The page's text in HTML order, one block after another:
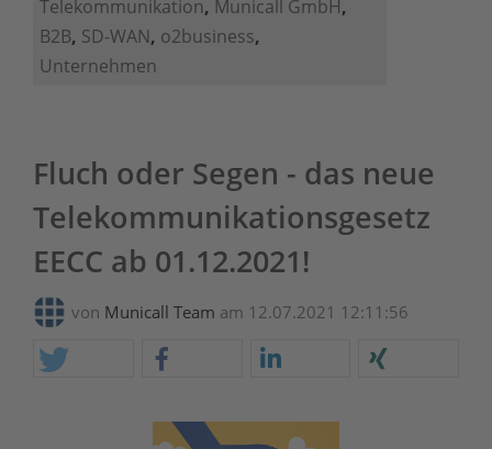
Telekommunikation, Municall GmbH,
B2B, SD-WAN, o2business,
Unternehmen
Fluch oder Segen - das neue
Telekommunikationsgesetz
EECC ab 01.12.2021!
von Municall Team am 12.07.2021 12:11:56